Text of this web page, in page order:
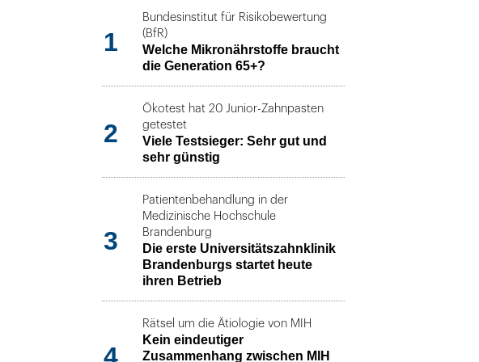
1
Bundesinstitut für Risikobewertung
(BfR)
Welche Mikronährstoffe braucht
die Generation 65+?
2
Ökotest hat 20 Junior-Zahnpasten
getestet
Viele Testsieger: Sehr gut und
sehr günstig
3
Patientenbehandlung in der
Medizinische Hochschule
Brandenburg
Die erste Universitätszahnklinik
Brandenburgs startet heute
ihren Betrieb
4
Rätsel um die Ätiologie von MIH
Kein eindeutiger
Zusammenhang zwischen MIH